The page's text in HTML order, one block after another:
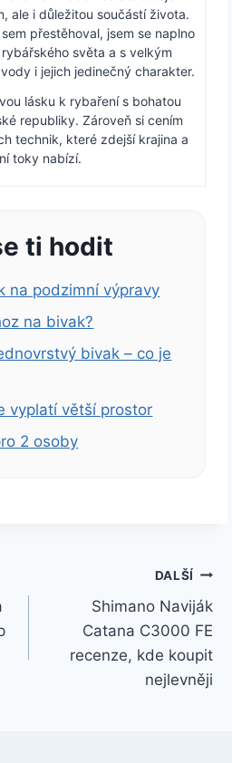
ale i důležitou součástí života.
přestěhoval, jsem se naplno
světa a s velkým
i jejich jedinečný charakter.
lásku k rybaření s bohatou
republiky. Zároveň si cením
technik, které zdejší krajina a
toky nabízí.
ti hodit
na podzimní výpravy
na bivak?
bivak – co je
vyplatí větší prostor
2 osoby
DALŠÍ
Shimano Naviják
Catana C3000 FE
recenze, kde koupit
nejlevněji